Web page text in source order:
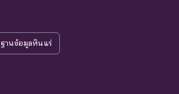
ฐานข้อมูลหินแร่